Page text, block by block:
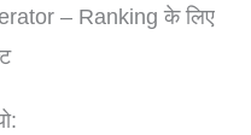
– Ranking के लिए